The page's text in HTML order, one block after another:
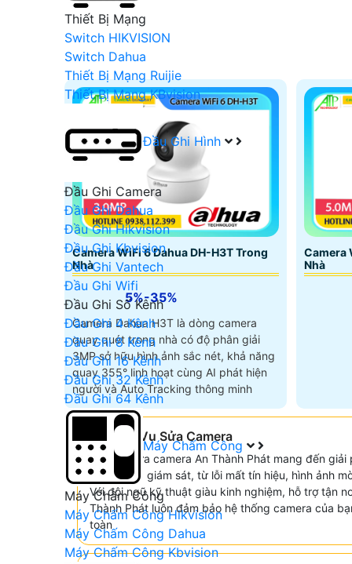
Thiết Bị Mạng
Switch HIKVISION
Switch Dahua
Thiết Bị Mạng Ruijie
Thiết Bị Mạng KBvision
Đầu Ghi Hình
Đầu Ghi Camera
Đầu Ghi Dahua
Đầu Ghi Hikvision
Đầu Ghi Kbvision
Đầu Ghi Vantech
Đầu Ghi Wifi
Đầu Ghi Số Kênh
Đầu Ghi 4 Kênh
Đầu Ghi 8 Kênh
Đầu Ghi 16 Kênh
Đầu Ghi 32 Kênh
Đầu Ghi 64 Kênh
Máy Chấm Công
Máy Chấm Công
Máy Chấm Công Hikvision
Máy Chấm Công Dahua
Máy Chấm Công Kbvision
Camera WiFi 6 Dahua DH-H3T Trong
Nhà
5%-35%
Camera Dahua H3T là dòng camera
quay quét trong nhà có độ phân giải
3MP sở hữu hình ảnh sắc nét, khả năng
quay 355° linh hoạt cùng AI phát hiện
người và Auto Tracking thông minh
Camera
Nhà
🤵 Dịch Vụ Sửa Camera
Dịch vụ sửa camera An Thành Phát mang đến
cố camera giám sát, từ lỗi mất tín hiệu, hình ảnh
Với đội ngũ kỹ thuật giàu kinh nghiệm, hỗ trợ tận
Thành Phát luôn đảm bảo hệ thống camera của
toàn